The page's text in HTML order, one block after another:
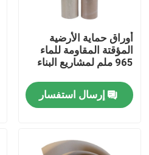
منزل
حول بنا
أوراق حماية الأرضية
المؤقتة المقاومة للماء
965 ملم لمشاريع البناء
إرسال استفسار